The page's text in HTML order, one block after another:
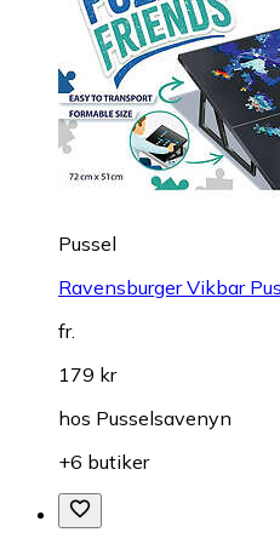
Pussel
Ravensburger Vikbar
fr.
179 kr
hos Pusselsavenyn
+6 butiker